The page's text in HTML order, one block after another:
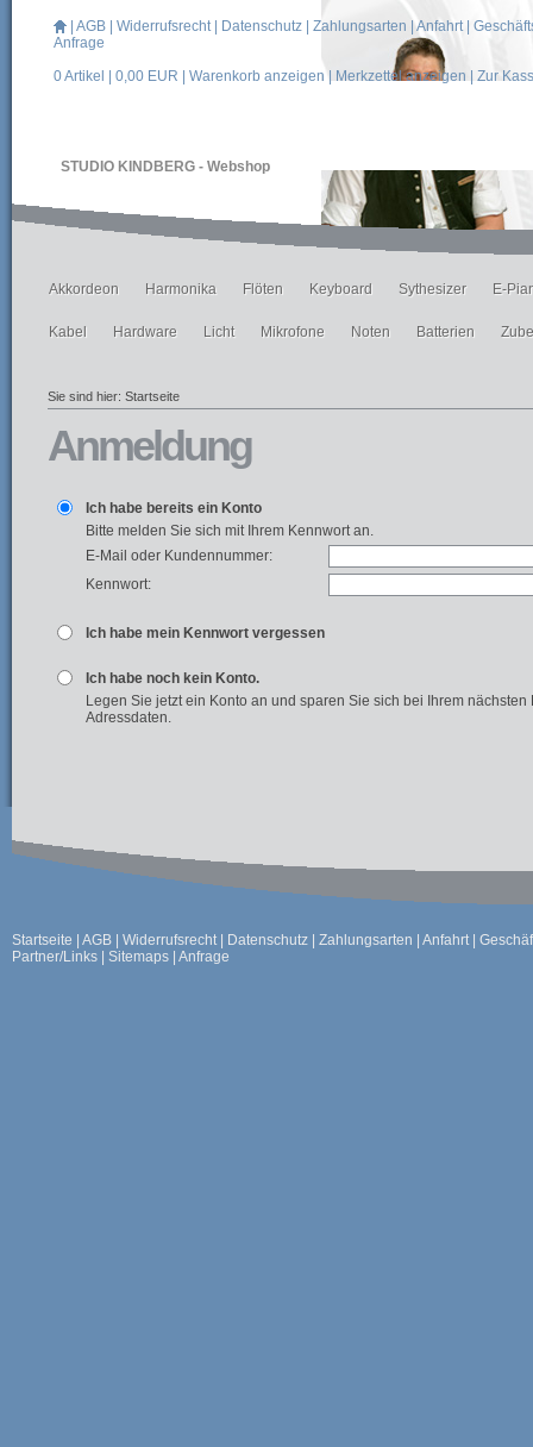
STUDIO KINDBERG - Webshop
AGB Widerrufsrecht| Datenschutz Zahlungsarten |Anfahrt|
Anfrage
0Artikel | 0,00 EUR | Warenkorb anzeigen Merkzettel anzeigen Zur
Akkordeon Harmonika Flöten Keyboard Sythesizer E-
Kabel Hardware Licht Mikrofone Noten Batterien
Sie sind hier: Startseite
Anmeldung
Ich habe bereits ein Konto
Bitte melden Sie sich mit Ihrem Kennwort an.
E-Mail oder Kundennummer:
Kennwort:
Ich habe mein Kennwort vergessen
Ich habe noch kein Konto.
Legen Sie jetzt ein Konto an und sparen Sie sich bei Ihrem
Adressdaten.
Startseite AGB Widerrufsrecht| Datenschutz Zahlungsarten Anfahrt|
Partner/Links
Sitemaps Anfrage